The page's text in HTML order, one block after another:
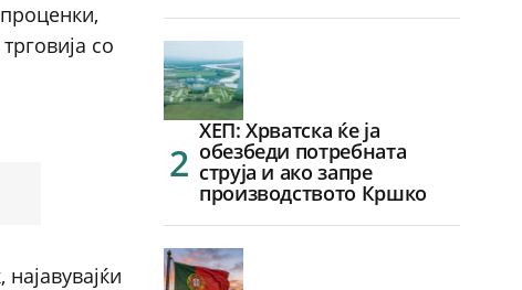
со
ХЕП: Хрватска ќе ја
обезбеди потребната
струја и ако запре
производството Кршко